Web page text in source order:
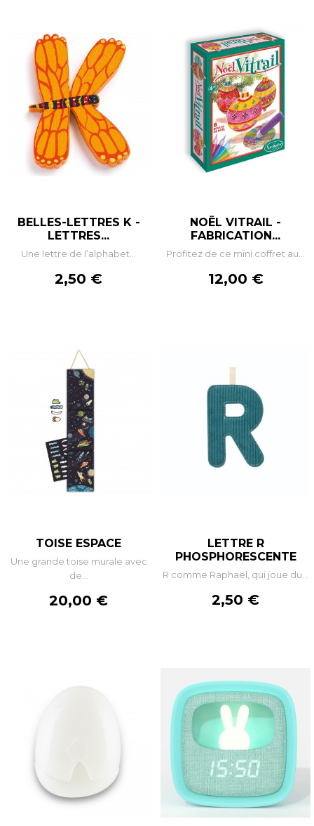
BELLES-LETTRES K -
LETTRES...
Une lettre de l’alphabet...
Prix
2,50 €
NOËL VITRAIL -
FABRICATION...
Profitez de ce mini coffret au...
Prix
12,00 €
TOISE ESPACE
Une grande toise murale avec
de...
Prix
20,00 €
LETTRE R
PHOSPHORESCENTE
R comme Raphaël, qui joue du...
Prix
2,50 €